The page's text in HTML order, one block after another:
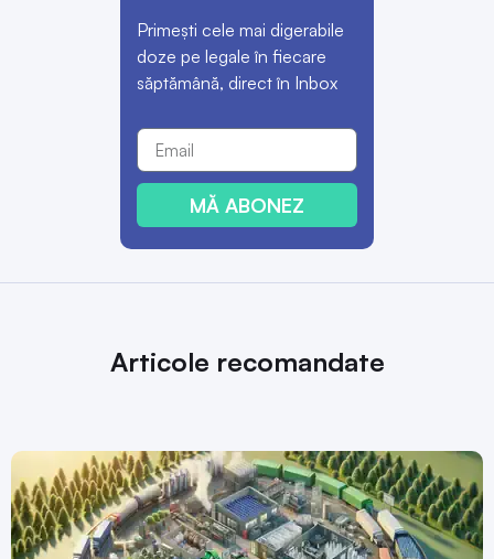
Primești cele mai digerabile
doze pe legale în fiecare
săptămână, direct în Inbox
MĂ ABONEZ
Articole recomandate